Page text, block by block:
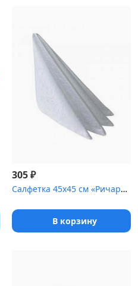
305₽
Салфетка 45х45 см «Ричард ажур» белая
В корзину